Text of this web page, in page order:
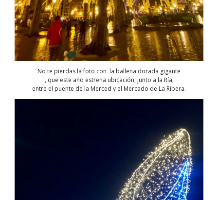
No te pierdas la foto con la ballena dorada gigante
, que este año estrena ubicación, junto a la Ría,
entre el puente de la Merced y el Mercado de La Ribera.